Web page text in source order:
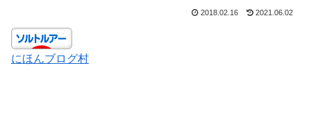
2018.02.16 2021.06.02
にほんブログ村